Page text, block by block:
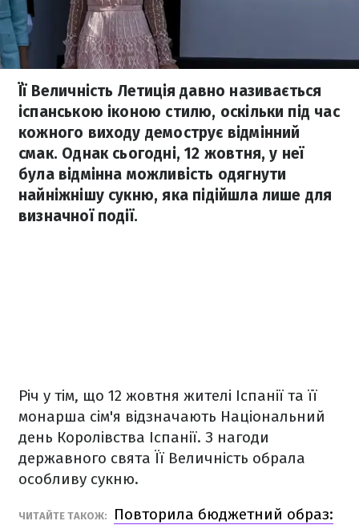
Її Величність Летиція давно називається
іспанською іконою стилю, оскільки під час
кожного виходу демострує відмінний
смак. Однак сьогодні, 12 жовтня, у неї
була відмінна можливість одягнути
найніжнішу сукню, яка підійшла лише для
визначної події.
Річ у тім, що 12 жовтня жителі Іспанії та її
монарша сім'я відзначають Національний
день Королівства Іспанії. З нагоди
державного свята Її Величність обрала
особливу сукню.
ЧИТАЙТЕ ТАКОЖ:
Повторила бюджетний образ: